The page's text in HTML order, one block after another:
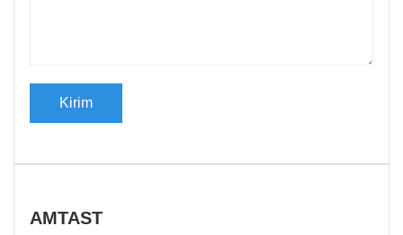
AMTAST